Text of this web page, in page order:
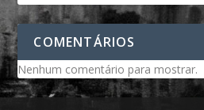
COMENTÁRIOS
Nenhum comentário para mostrar.